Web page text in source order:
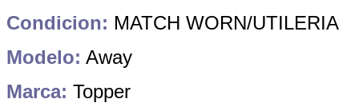
Condicion: MATCH WORN/UTILERIA
Modelo: Away
Marca: Topper